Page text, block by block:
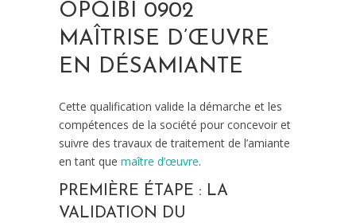
OPQIBI 0902
MAÎTRISE D’ŒUVRE
EN DÉSAMIANTE
Cette qualification valide la démarche et les
compétences de la société pour concevoir et
suivre des travaux de traitement de l’amiante
en tant que maître d’œuvre.
PREMIÈRE ÉTAPE : LA
VALIDATION DU